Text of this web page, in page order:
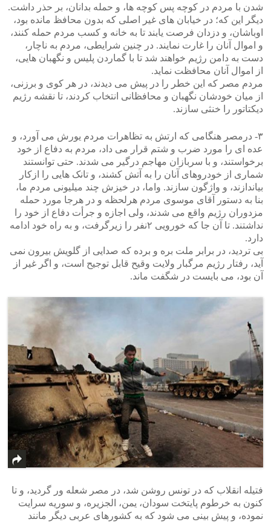
شدن با مردم در کوچه پس کوچه ها، و حمله بدانان، بر حذر داشت.
دیگر این که؛ در خیابان های غیر اصلی که بدون محافظ مانده بود،
اوباشان، و دزدان فرصت یابند تا به خانه و کسب مردم حمله کنند،
و اموال آنان را غارت نمایند. در چنین شرایطی، مردم به ناچار،
دست به دامن رژیم خواهند شد تا با گماردن پلیس و نگهبان هایی،
از اموال آنان محافظت نماید.
مردم مصر که این خطر را در پیش می دیدند، در هر کوی و برزنی،
از میان خودشان نگهبان و محافظانی انتخاب کردند، تا نقشه رژیم
دیکتاتور را خنثی سازند.
۳- درمصر هنگامی که ارتش به تظاهرات مردم یورش می آورد، و
عده ای را مورد ضرب و شتم قرار می داد، مردم به دفاع از خود
برخواستند، و با سربازان مهاجم درگیر می شدند. حتی توانستند
شماری از خودروهای آنان را به آتش کشند، و تانک هایی را ازکار
بیاندازند، و واژگون سازند. واما، در خیزش چند میلیونی مردم ما،
بنا به دستور آقای موسوی مردم هرلحظه و در هرجا مورد حمله
مزدوران رژیم واقع می شدند، ولی اجازه و جرأت دفاع از خود را
نداشتند. تا آن جا که خورویی ۲نفر را زیرگرفت، و به راه خود ادامه
دارد.
بی تردید، در برابر ملت بره و برده که صدایی از گلویش بیرون نمی
آید، رفتار رژیم مرگبار ولایت وقیح قابل توجیح است، و اگر غیر از
آن بود، می بایست در شگفت ماند.
فتیله انقلاب که در تونس روشن شد، در مصر شعله ور گردید، و تا
کنون به خرطوم پایتخت سودان، یمن، الجزیره، و سوریه سرایت
نموده، و پیش بینی می شود که به کشورهای عربی دیگر مانند
<
>